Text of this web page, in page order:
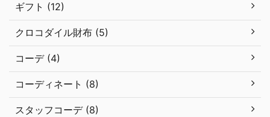
ギフト (12)
クロコダイル財布 (5)
コーデ (4)
コーディネート (8)
スタッフコーデ (8)